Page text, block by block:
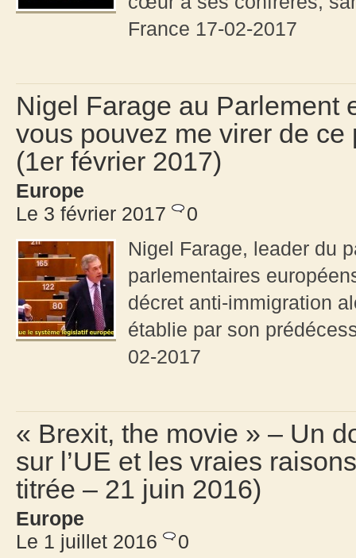
France 17-02-2017
Nigel Farage au Parlement
vous pouvez me virer de ce
(1er février 2017)
Europe
Le 3 février 2017
0
Nigel Farage, leader du
parlementaires
décret anti-immigration
établie par son
02-2017
« Brexit, the movie » – Un
sur l’UE et les vraies
titrée – 21 juin 2016)
Europe
Le 1 juillet 2016
0